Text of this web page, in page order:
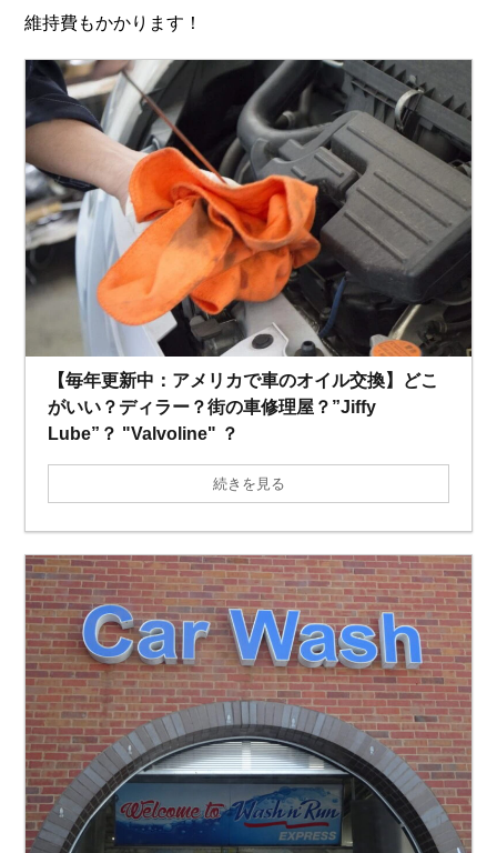
維持費もかかります！
【毎年更新中：アメリカで車のオイル交換】どこ
がいい？ディラー？街の車修理屋？”Jiffy
Lube”？ "Valvoline" ？
続きを見る